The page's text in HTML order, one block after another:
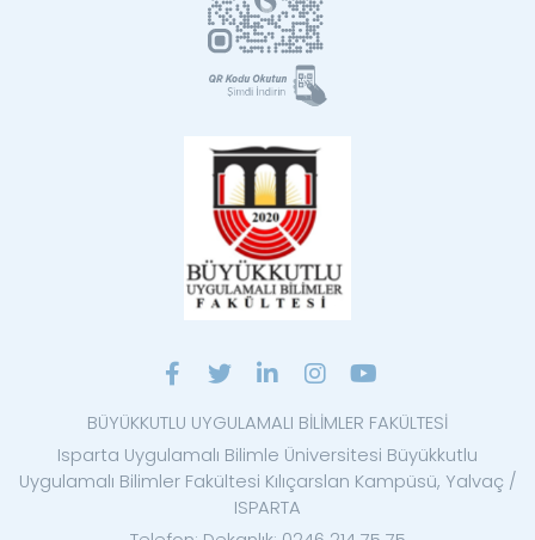
BÜYÜKKUTLU UYGULAMALI BİLİMLER FAKÜLTESİ
Isparta Uygulamalı Bilimle Üniversitesi Büyükkutlu
Uygulamalı Bilimler Fakültesi Kılıçarslan Kampüsü, Yalvaç /
ISPARTA